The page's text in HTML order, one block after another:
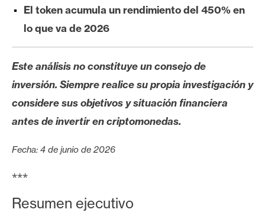
l
i
s
N
o
t
a
e
El token acumula un rendimiento del 450% en
lo que va de 2026
Este análisis no constituye un consejo de
inversión. Siempre realice su propia investigación y
considere sus objetivos y situación financiera
antes de invertir en criptomonedas.
Fecha: 4 de junio de 2026
***
Resumen ejecutivo